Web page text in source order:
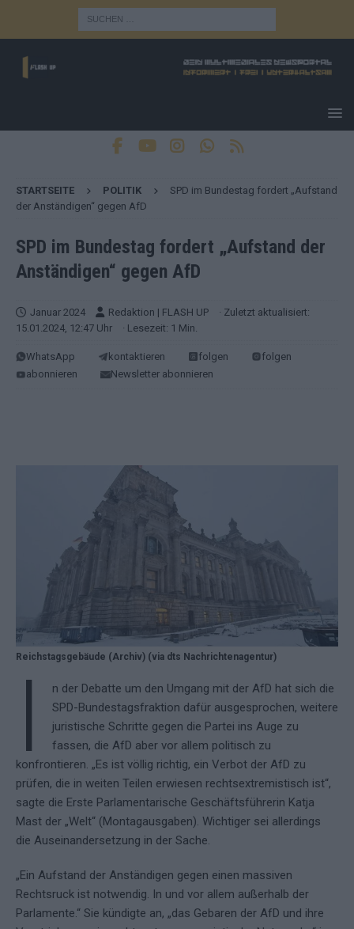
STARTSEITE POLITIK
SPD im Bundestag fordert „Aufstand
der Anständigen“ gegen AfD
SPD im Bundestag fordert „Aufstand der
Anständigen“ gegen AfD
Januar 2024 Redaktion | FLASH UP
· Zuletzt aktualisiert:
15.01.2024, 12:47 Uhr
· Lesezeit: 1 Min.
WhatsApp kontaktieren folgen
folgen
abonnieren
Newsletter abonnieren
Reichstagsgebäude (Archiv) (via dts Nachrichtenagentur)
I
n der Debatte um den Umgang mit der AfD hat sich die
SPD-Bundestagsfraktion dafür ausgesprochen, weitere
juristische Schritte gegen die Partei ins Auge zu
fassen, die AfD aber vor allem politisch zu
konfrontieren. „Es ist völlig richtig, ein Verbot der AfD zu
prüfen, die in weiten Teilen erwiesen rechtsextremistisch ist“,
sagte die Erste Parlamentarische Geschäftsführerin Katja
Mast der „Welt“ (Montagausgaben). Wichtiger sei allerdings
die Auseinandersetzung in der Sache.
„Ein Aufstand der Anständigen gegen einen massiven
Rechtsruck ist notwendig. In und vor allem außerhalb der
Parlamente.“ Sie kündigte an, „das Gebaren der AfD und ihre